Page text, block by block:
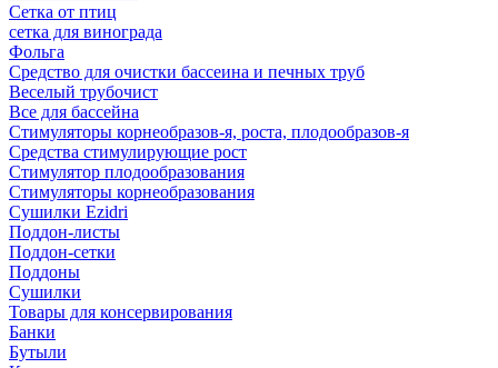
Сетка от птиц
сетка для винограда
Фольга
Средство для очистки бассеина и печных труб
Веселый трубочист
Все для бассейна
Стимуляторы корнеобразов-я, роста, плодообразов-я
Средства стимулирующие рост
Стимулятор плодообразования
Стимуляторы корнеобразования
Сушилки Ezidri
Поддон-листы
Поддон-сетки
Поддоны
Сушилки
Товары для консервирования
Банки
Бутыли